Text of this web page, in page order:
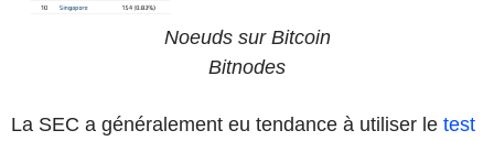
Noeuds sur Bitcoin
Bitnodes
La SEC a généralement eu tendance à utiliser le test